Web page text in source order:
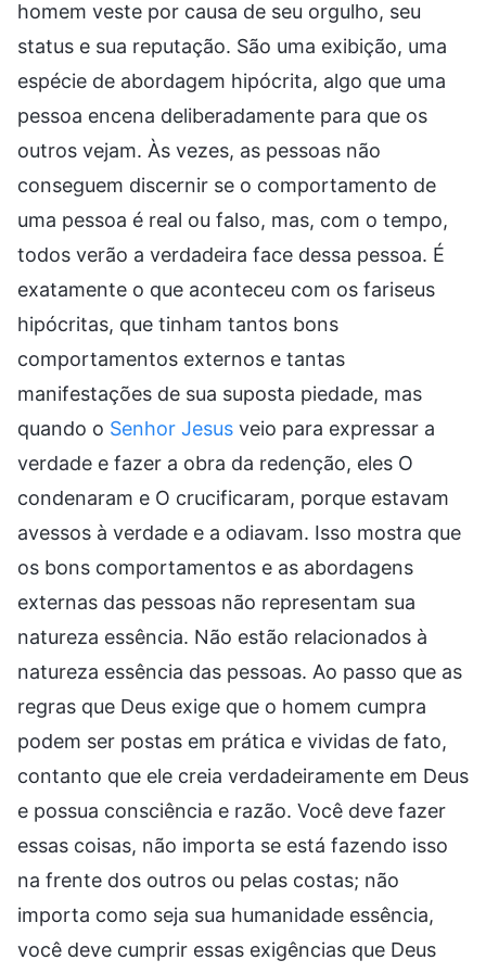
homem veste por causa de seu orgulho, seu
status e sua reputação. São uma exibição, uma
espécie de abordagem hipócrita, algo que uma
pessoa encena deliberadamente para que os
outros vejam. Às vezes, as pessoas não
conseguem discernir se o comportamento de
uma pessoa é real ou falso, mas, com o tempo,
todos verão a verdadeira face dessa pessoa. É
exatamente o que aconteceu com os fariseus
hipócritas, que tinham tantos bons
comportamentos externos e tantas
manifestações de sua suposta piedade, mas
quando o Senhor Jesus veio para expressar a
verdade e fazer a obra da redenção, eles O
condenaram e O crucificaram, porque estavam
avessos à verdade e a odiavam. Isso mostra que
os bons comportamentos e as abordagens
externas das pessoas não representam sua
natureza essência. Não estão relacionados à
natureza essência das pessoas. Ao passo que as
regras que Deus exige que o homem cumpra
podem ser postas em prática e vividas de fato,
contanto que ele creia verdadeiramente em Deus
e possua consciência e razão. Você deve fazer
essas coisas, não importa se está fazendo isso
na frente dos outros ou pelas costas; não
importa como seja sua humanidade essência,
você deve cumprir essas exigências que Deus